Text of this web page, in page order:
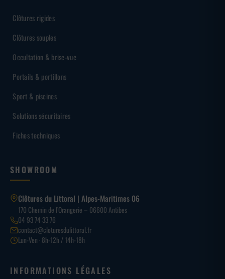
Clôtures rigides
Clôtures souples
Occultation & brise-vue
Portails & portillons
Sport & piscines
Solutions sécuritaires
Fiches techniques
SHOWROOM
Clôtures du Littoral | Alpes-Maritimes 06
170 Chemin de l’Orangerie – 06600 Antibes
04 93 74 33 76
contact@cloturesdulittoral.fr
Lun-Ven · 8h-12h / 14h-18h
INFORMATIONS LÉGALES